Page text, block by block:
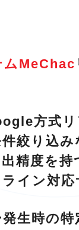
ムMeChac
方式
絞り込
精度を
イン対応
生時の